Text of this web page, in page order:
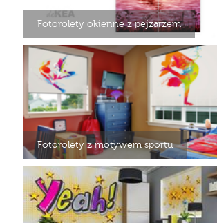
Fotorolety okienne z pejzarzem
Fotorolety z motywem sportu